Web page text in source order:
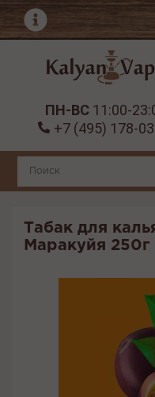
ПН-ВС 11:00-
+7 (495) 178-
Табак для
Маракуйя 250г